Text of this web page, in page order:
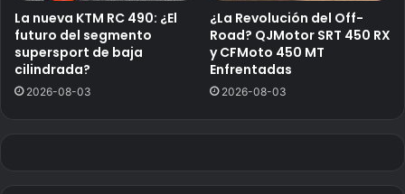
La nueva KTM RC 490: ¿El
futuro del segmento
supersport de baja
cilindrada?
2026-08-03
¿La Revolución del Off-
Road? QJMotor SRT 450 RX
y CFMoto 450 MT
Enfrentadas
2026-08-03